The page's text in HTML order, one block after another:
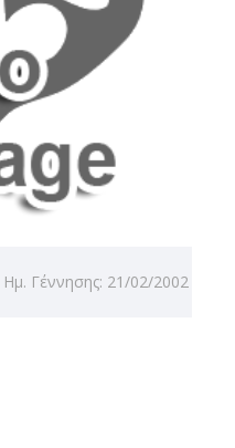
Ημ. Γέννησης: 21/02/2002